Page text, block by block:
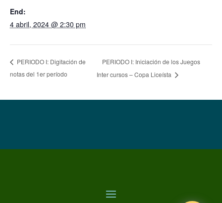
End:
4 abril, 2024 @ 2:30 pm
PERIODO I: Digitación de
notas del 1er período
PERIODO I: Iniciación de los Juegos
Inter cursos – Copa Liceísta